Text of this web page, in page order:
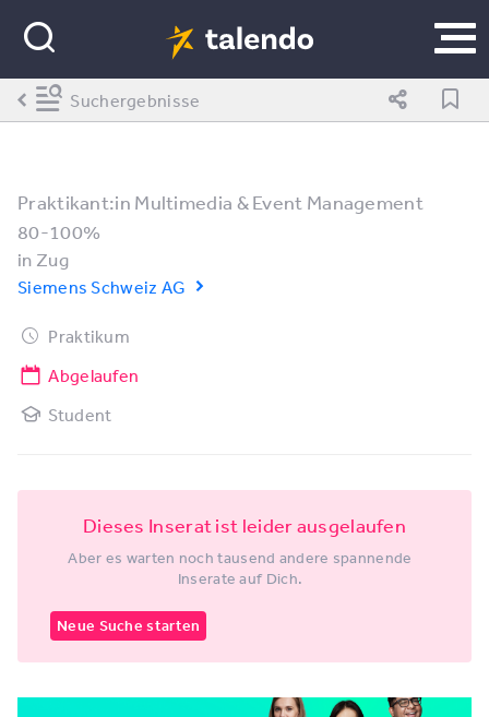
Praktikant:in Multimedia & Event Management
80-100%
in Zug
Siemens Schweiz AG
Praktikum
Abgelaufen
Student
Dieses Inserat ist leider ausgelaufen
Aber es warten noch tausend andere spannende
Inserate auf Dich.
Neue Suche starten
Suchergebnisse